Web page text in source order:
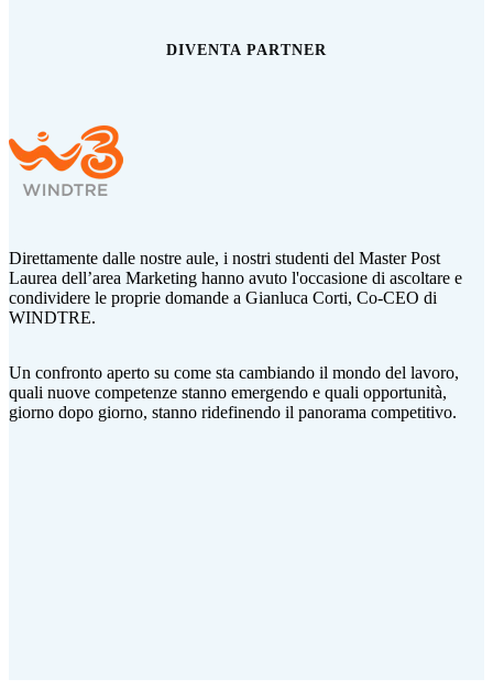
DIVENTA PARTNER
Direttamente dalle nostre aule, i nostri studenti del Master Post
Laurea dell’area Marketing hanno avuto l'occasione di ascoltare e
condividere le proprie domande a Gianluca Corti, Co-CEO di
WINDTRE.
Un confronto aperto su come sta cambiando il mondo del lavoro,
quali nuove competenze stanno emergendo e quali opportunità,
giorno dopo giorno, stanno ridefinendo il panorama competitivo.